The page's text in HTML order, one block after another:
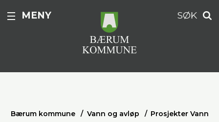
MENY SØK
Bærum kommune Vann og avløp
Prosjekter Vann